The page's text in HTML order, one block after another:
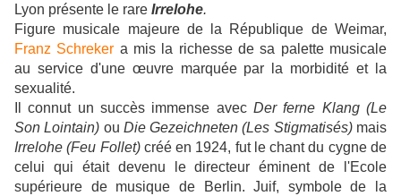
Lyon présente le rare Irrelohe.
Figure musicale majeure de la République de Weimar,
Franz Schreker a mis la richesse de sa palette musicale
au service d'une œuvre marquée par la morbidité et la
sexualité.
Il connut un succès immense avec Der ferne Klang (Le
Son Lointain) ou Die Gezeichneten (Les Stigmatisés)mais
Irrelohe (Feu Follet) créé en 1924, fut le chant du cygne de
celui qui était devenu le directeur éminent de l'Ecole
supérieure de musique de Berlin. Juif, symbole de la